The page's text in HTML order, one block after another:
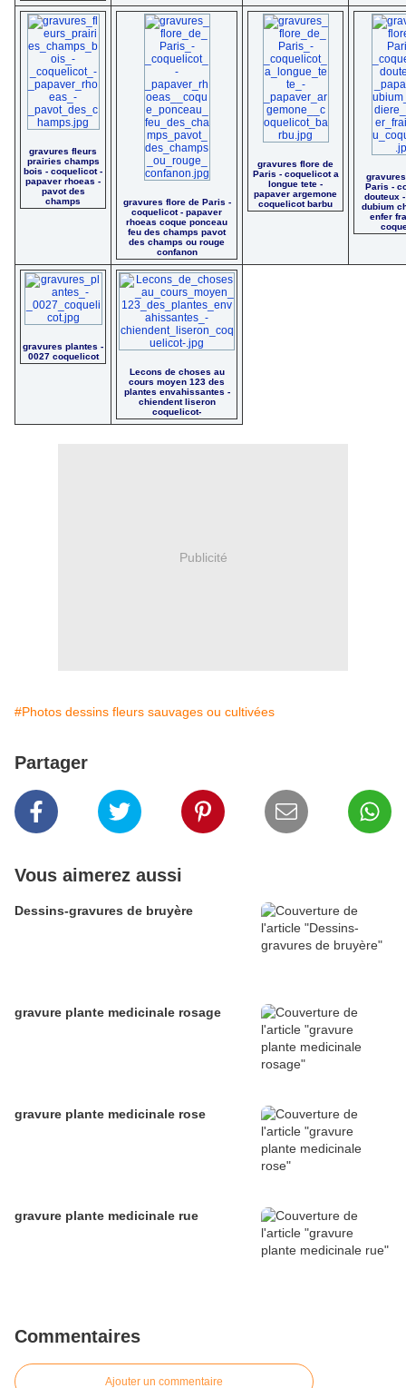
gravures fleurs
prairies champs
bois - coquelicot -
papaver rhoeas -
pavot des
champs
gravures flore de Paris -
coquelicot - papaver
rhoeas coque ponceau
feu des champs pavot
des champs ou rouge
confanon
gravures flore de
Paris - coquelicot a
longue tete -
papaver argemone
coquelicot barbu
Paris -
douteux
dubium
enfer
gravures plantes -
0027 coquelicot
Lecons de choses au
cours moyen 123 des
plantes envahissantes -
chiendent liseron
coquelicot-
Publicité
#Photos dessins fleurs sauvages ou cultivées
Partager
Vous aimerez aussi
Dessins-gravures de bruyère
gravure plante medicinale rosage
gravure plante medicinale rose
gravure plante medicinale rue
Commentaires
Ajouter un commentaire